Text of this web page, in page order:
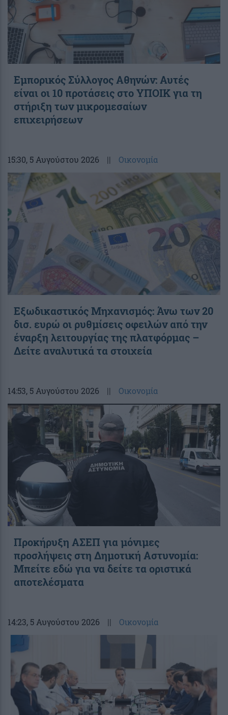
Εμπορικός Σύλλογος Αθηνών: Αυτές
είναι οι 10 προτάσεις στο ΥΠΟΙΚ για τη
στήριξη των μικρομεσαίων
επιχειρήσεων
15:30, 5 Αυγούστου 2026 || Οικονομία
Εξωδικαστικός Μηχανισμός: Άνω των 20
δισ. ευρώ οι ρυθμίσεις οφειλών από την
έναρξη λειτουργίας της πλατφόρμας –
Δείτε αναλυτικά τα στοιχεία
14:53, 5 Αυγούστου 2026 || Οικονομία
Προκήρυξη ΑΣΕΠ για μόνιμες
προσλήψεις στη Δημοτική Αστυνομία:
Μπείτε εδώ για να δείτε τα οριστικά
αποτελέσματα
14:23, 5 Αυγούστου 2026 || Οικονομία